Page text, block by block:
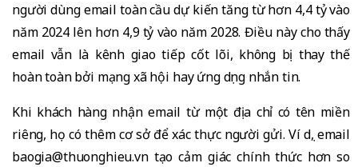
người dùng email toàn cầu dự kiến tăng từ hơn 4,4 tỷ vào
năm 2024 lên hơn 4,9 tỷ vào năm 2028. Điều này cho thấy
email vẫn là kênh giao tiếp cốt lõi, không bị thay thế
hoàn toàn bởi mạng xã hội hay ứng dụng nhắn tin.
Khi khách hàng nhận email từ một địa chỉ có tên miền
riêng, họ có thêm cơ sở để xác thực người gửi. Ví dụ, email
baogia@thuonghieu.vn tạo cảm giác chính thức hơn so